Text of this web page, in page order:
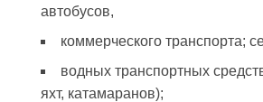
автобусов,
коммерческого транспорта;
водных транспортных
яхт, катамаранов);